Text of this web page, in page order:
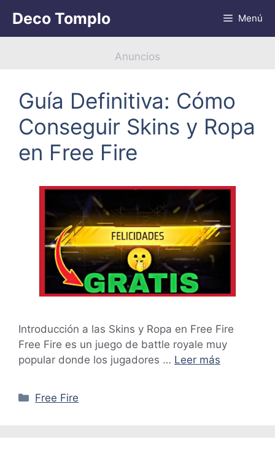
contenido
Deco Tomplo Menú
Anuncios
Guía Definitiva: Cómo
Conseguir Skins y Ropa
en Free Fire
Introducción a las Skins y Ropa en Free Fire
Free Fire es un juego de battle royale muy
popular donde los jugadores … Leer más
Categorías
Free Fire